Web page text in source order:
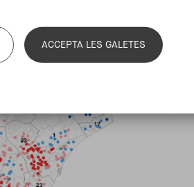
ACCEPTA LES GALETES